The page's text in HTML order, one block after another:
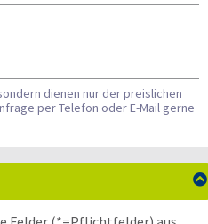
dienen nur der preislichen
per Telefon oder E-Mail gerne
